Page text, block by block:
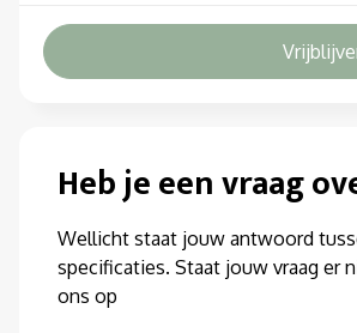
Heb je een vraag
Wellicht staat jouw antwoord
specificaties. Staat jouw vraag er
ons op